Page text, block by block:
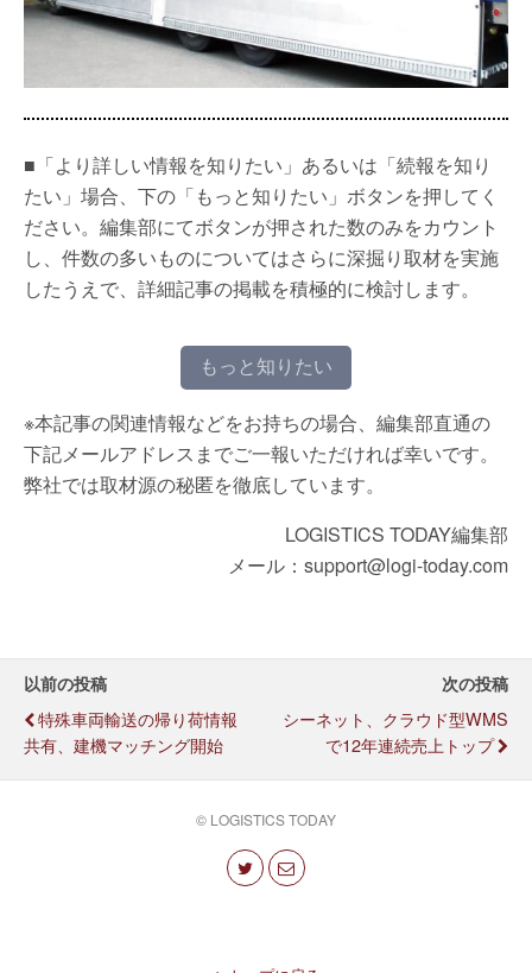
■「より詳しい情報を知りたい」あるいは「続報を知り
たい」場合、下の「もっと知りたい」ボタンを押してく
ださい。編集部にてボタンが押された数のみをカウント
し、件数の多いものについてはさらに深掘り取材を実施
したうえで、詳細記事の掲載を積極的に検討します。
もっと知りたい
※本記事の関連情報などをお持ちの場合、編集部直通の
下記メールアドレスまでご一報いただければ幸いです。
弊社では取材源の秘匿を徹底しています。
LOGISTICS TODAY編集部
メール：support@logi-today.com
以前の投稿
特殊車両輸送の帰り荷情報
共有、建機マッチング開始
次の投稿
シーネット、クラウド型WMS
で12年連続売上トップ
© LOGISTICS TODAY